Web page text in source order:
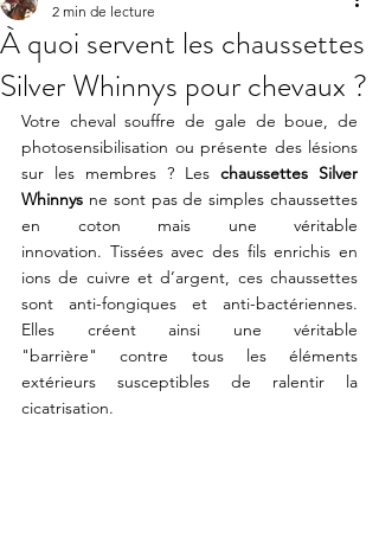
À quoi servent les chaussettes
Silver Whinnys pour chevaux ?
2 min de lecture
Votre cheval souffre de gale de boue, de
photosensibilisation ou présente des lésions
sur les membres ? Les chaussettes Silver
Whinnys ne sont pas de simples chaussettes
en coton mais une véritable
innovation. Tissées avec des fils enrichis en
ions de cuivre et d’argent, ces chaussettes
sont anti-fongiques et anti-bactériennes.
Elles créent ainsi une véritable
"barrière" contre tous les éléments
extérieurs susceptibles de ralentir la
cicatrisation.